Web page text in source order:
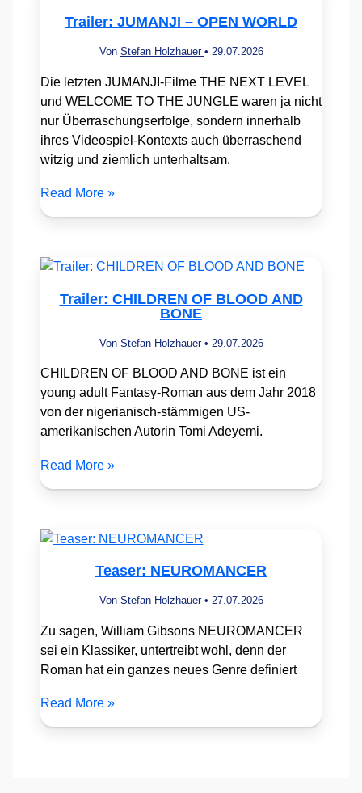
Trailer: JUMANJI – OPEN WORLD
Von Stefan Holzhauer • 29.07.2026
Die letzten JUMANJI-Filme THE NEXT LEVEL
und WELCOME TO THE JUNGLE waren ja nicht
nur Überraschungserfolge, sondern innerhalb
ihres Videospiel-Kontexts auch überraschend
witzig und ziemlich unterhaltsam.
Read More »
Trailer: CHILDREN OF BLOOD AND
BONE
Von Stefan Holzhauer • 29.07.2026
CHILDREN OF BLOOD AND BONE ist ein
young adult Fantasy-Roman aus dem Jahr 2018
von der nigerianisch-stämmigen US-
amerikanischen Autorin Tomi Adeyemi.
Read More »
Teaser: NEUROMANCER
Von Stefan Holzhauer • 27.07.2026
Zu sagen, William Gibsons NEUROMANCER
sei ein Klassiker, untertreibt wohl, denn der
Roman hat ein ganzes neues Genre definiert
Read More »